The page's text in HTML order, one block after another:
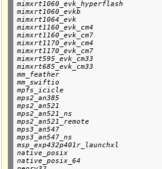
mimxrt1060_evk_hyperflash
mimxrt1060_evkb
mimxrt1064_evk
mimxrt1160_evk_cm4
mimxrt1160_evk_cm7
mimxrt1170_evk_cm4
mimxrt1170_evk_cm7
mimxrt595_evk_cm33
mimxrt685_evk_cm33
mm_feather
mm_swiftio
mpfs_icicle
mps2_an385
mps2_an521
mps2_an521_ns
mps2_an521_remote
mps3_an547
mps3_an547_ns
msp_exp432p401r_launchxl
native_posix
native_posix_64